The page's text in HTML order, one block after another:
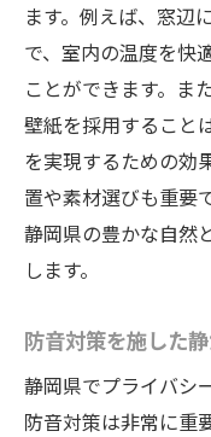
ます。例えば、窓辺
で、室内の温度を快
ことができます。ま
壁紙を採用すること
を実現するための効
置や素材選びも重要
静岡県の豊かな自然
します。
防音対策を施した
静岡県でプライバシ
防音対策は非常に重